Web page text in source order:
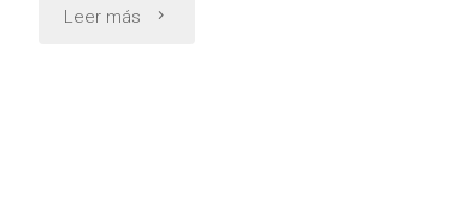
Leer más "Contrato